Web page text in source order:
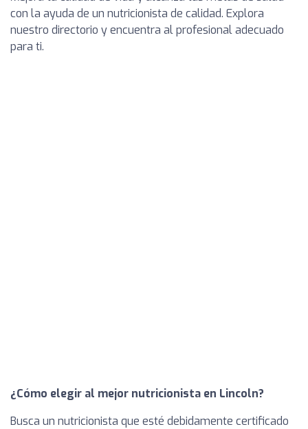
con la ayuda de un nutricionista de calidad. Explora
nuestro directorio y encuentra al profesional adecuado
para ti.
¿Cómo elegir al mejor nutricionista en Lincoln?
Busca un nutricionista que esté debidamente certificado